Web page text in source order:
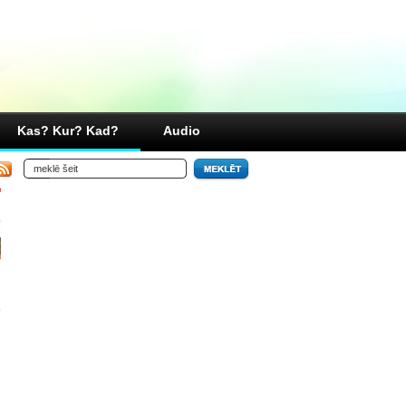
Kas? Kur? Kad? Audio